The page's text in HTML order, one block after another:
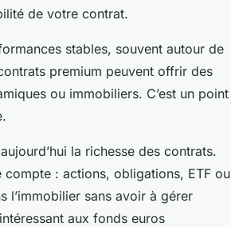
de votre contrat.
stables, souvent autour de
premium peuvent offrir des
ou immobiliers. C’est un point
la richesse des contrats.
compte : actions, obligations, ETF ou
l’immobilier sans avoir à gérer
aux fonds euros